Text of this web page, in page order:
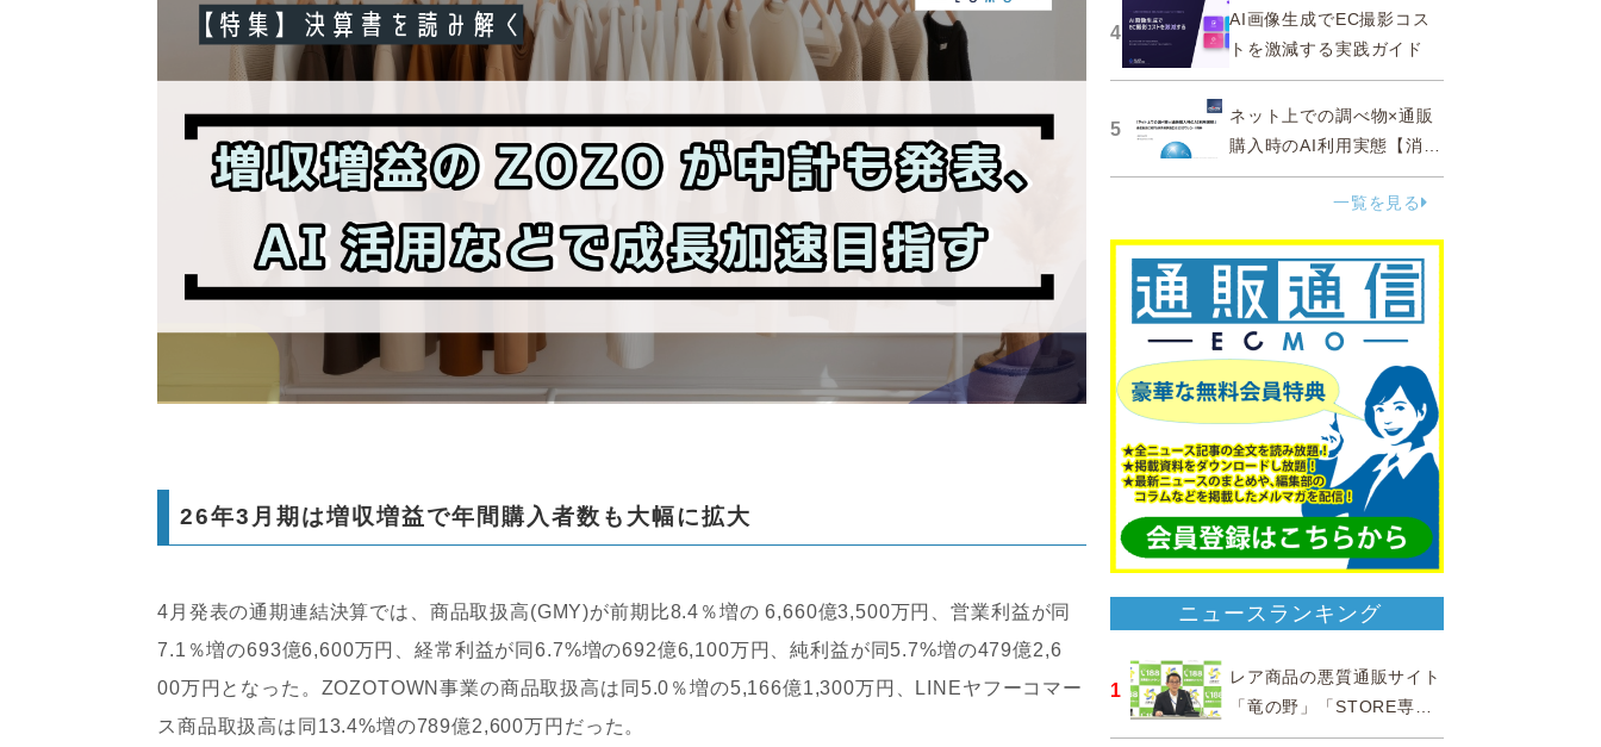
26年3月期は増収増益で年間購入者数も大幅に拡大
4月発表の通期連結決算では、商品取扱高(GMY)が前期比8.4％増の 6,660億3,500万円、営業利益が同
7.1％増の693億6,600万円、経常利益が同6.7%増の692億6,100万円、純利益が同5.7%増の479億2,6
00万円となった。ZOZOTOWN事業の商品取扱高は同5.0％増の5,166億1,300万円、LINEヤフーコマー
ス商品取扱高は同13.4%増の789億2,600万円だった。
4
AI画像生成でEC撮影コス
トを激減する実践ガイド
5
ネット上での調べ物×通販
購入時のAI利用実態【消費
者調査 2025】
一覧を見る
ニュースランキング
1
レア商品の悪質通販サイト
「竜の野」「STORE専門
ショップ」などに注意…消